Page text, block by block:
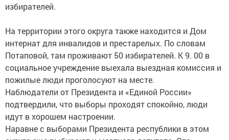
избирателей.
На территории этого округа также находится и Дом
интернат для инвалидов и престарелых. По словам
Потаповой, там проживают 50 избирателей. К 9. 00 в
социальное учреждение выехала выездная комиссия и
пожилые люди проголосуют на месте.
Наблюдатели от Президента и «Единой России»
подтвердили, что выборы проходят спокойно, люди
идут в хорошем настроении.
Наравне с выборами Президента республики в этом